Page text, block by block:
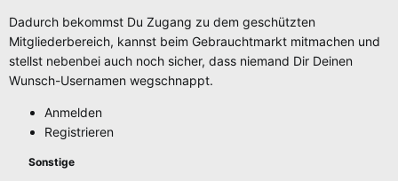
Dadurch bekommst Du Zugang zu dem geschützten
Mitgliederbereich, kannst beim Gebrauchtmarkt mitmachen und
stellst nebenbei auch noch sicher, dass niemand Dir Deinen
Wunsch-Usernamen wegschnappt.
Anmelden
Registrieren
Sonstige